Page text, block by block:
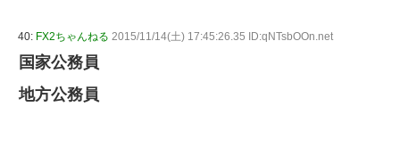
40: FX2ちゃんねる 2015/11/14(土) 17:45:26.35 ID:qNTsbOOn.net
国家公務員
地方公務員